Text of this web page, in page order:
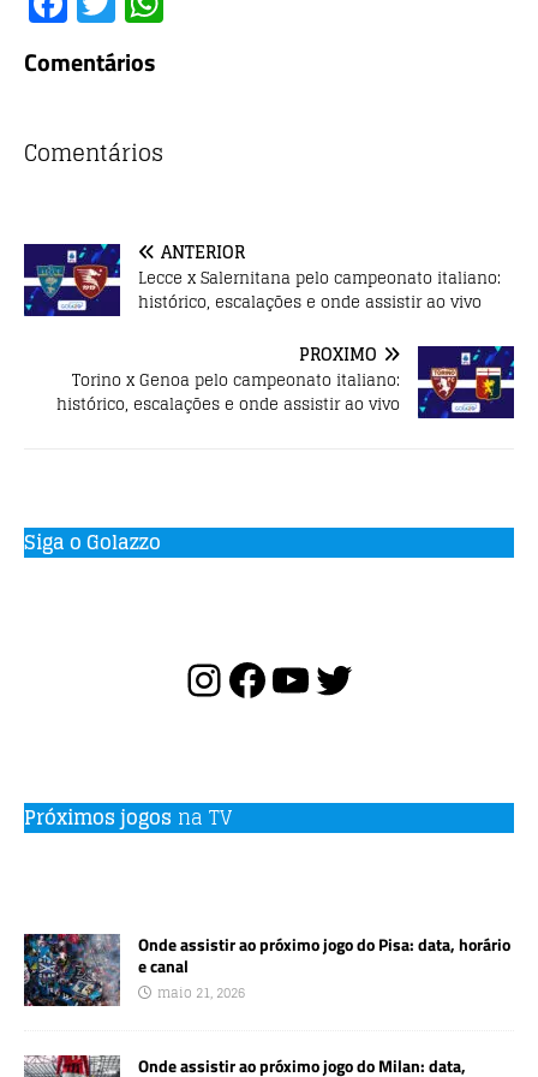
a
c
b
o
k
w
it
r
p
Comentários
Comentários
ANTERIOR
Lecce x Salernitana pelo campeonato italiano:
histórico, escalações e onde assistir ao vivo
PRÓXIMO
Torino x Genoa pelo campeonato italiano:
histórico, escalações e onde assistir ao vivo
Siga o Golazzo
Próximos jogos na TV
Onde assistir ao próximo jogo do Pisa: data, horário
e canal
maio 21, 2026
Onde assistir ao próximo jogo do Milan: data,